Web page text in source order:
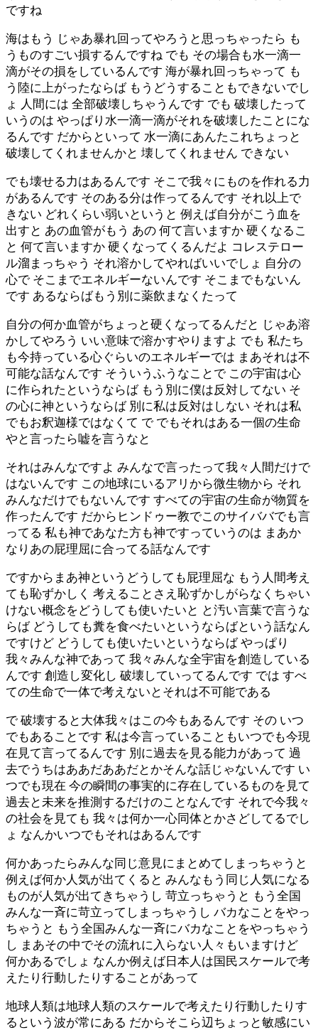
ですね
海はもう じゃあ暴れ回ってやろうと思っちゃったら も
うものすごい損するんですね でも その場合も水一滴一
滴がその損をしているんです 海が暴れ回っちゃって も
う陸に上がったならば もうどうすることもできないでし
ょ 人間には 全部破壊しちゃうんです でも 破壊したって
いうのは やっぱり水一滴一滴がそれを破壊したことにな
るんです だからといって 水一滴にあんたこれちょっと
破壊してくれませんかと 壊してくれません できない
でも壊せる力はあるんです そこで我々にものを作れる力
があるんです そのある分は作ってるんです それ以上で
きない どれくらい弱いというと 例えば自分がこう血を
出すと あの血管がもう あの 何て言いますか 硬くなるこ
と 何て言いますか 硬くなってくるんだよ コレステロー
ル溜まっちゃう それ溶かしてやればいいでしょ 自分の
心で そこまでエネルギーないんです そこまでもないん
です あるならばもう別に薬飲まなくたって
自分の何か血管がちょっと硬くなってるんだと じゃあ溶
かしてやろう いい意味で溶かすやりますよ でも 私たち
も今持っている心ぐらいのエネルギーでは まあそれは不
可能な話なんです そういうふうなことで この宇宙は心
に作られたというならば もう別に僕は反対してない そ
の心に神というならば 別に私は反対はしない それは私
でもお釈迦様ではなくて で でもそれはある一個の生命
やと言ったら嘘を言うなと
それはみんなですよ みんなで言ったって我々人間だけで
はないんです この地球にいるアリから微生物から それ
みんなだけでもないんです すべての宇宙の生命が物質を
作ったんです だからヒンドゥー教でこのサイババでも言
ってる 私も神であなた方も神ですっていうのは まあか
なりあの屁理屈に合ってる話なんです
ですからまあ神というどうしても屁理屈な もう人間考え
ても恥ずかしく 考えることさえ恥ずかしがらなくちゃい
けない概念をどうしても使いたいと と汚い言葉で言うな
らば どうしても糞を食べたいというならばという話なん
ですけど どうしても使いたいというならば やっぱり
我々みんな神であって 我々みんな全宇宙を創造している
んです 創造し変化し 破壊していってるんです では すべ
ての生命で一体で考えないとそれは不可能である
で 破壊すると大体我々はこの今もあるんです その いつ
でもあることです 私は今言っていることもいつでも今現
在見て言ってるんです 別に過去を見る能力があって 過
去でうちはああだああだとかそんな話じゃないんです い
つでも現在 今の瞬間の事実的に存在しているものを見て
過去と未来を推測するだけのことなんです それで今我々
の社会を見ても 我々は何か一心同体とかさどしてるでし
ょ なんかいつでもそれはあるんです
何かあったらみんな同じ意見にまとめてしまっちゃうと
例えば何か人気が出てくると みんなもう同じ人気になる
ものが人気が出てきちゃうし 苛立っちゃうと もう全国
みんな一斉に苛立ってしまっちゃうし バカなことをやっ
ちゃうと もう全国みんな一斉にバカなことをやっちゃう
し まあその中でその流れに入らない人々もいますけど
何かあるでしょ なんか例えば日本人は国民スケールで考
えたり行動したりすることがあって
地球人類は地球人類のスケールで考えたり行動したりす
るという波が常にある だからそこら辺ちょっと敏感にい